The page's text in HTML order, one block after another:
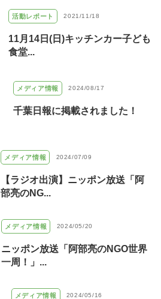
活動レポート 2021/11/18
11月14日(日)キッチンカー子ども
食堂...
メディア情報 2024/08/17
千葉日報に掲載されました！
メディア情報 2024/07/09
【ラジオ出演】ニッポン放送「阿
部亮のNG...
メディア情報 2024/05/20
ニッポン放送「阿部亮のNGO世界
一周！」...
メディア情報 2024/05/16